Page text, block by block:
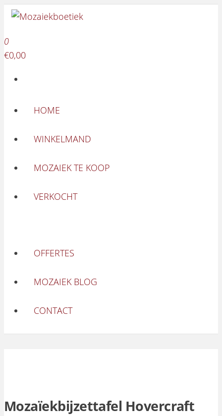
Ga naar de inhoud
0
€0,00
HOME
WINKELMAND
MOZAIEK TE KOOP
VERKOCHT
OFFERTES
MOZAIEK BLOG
CONTACT
Mozaïekbijzettafel Hovercraft